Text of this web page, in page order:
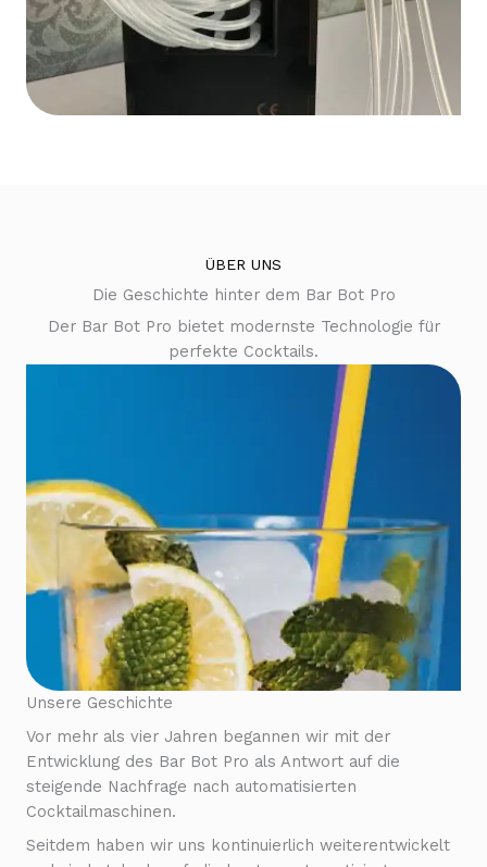
ÜBER UNS
Die Geschichte hinter dem Bar Bot Pro
Der Bar Bot Pro bietet modernste Technologie für
perfekte Cocktails.
Unsere Geschichte
Vor mehr als vier Jahren begannen wir mit der
Entwicklung des Bar Bot Pro als Antwort auf die
steigende Nachfrage nach automatisierten
Cocktailmaschinen.
Seitdem haben wir uns kontinuierlich weiterentwickelt